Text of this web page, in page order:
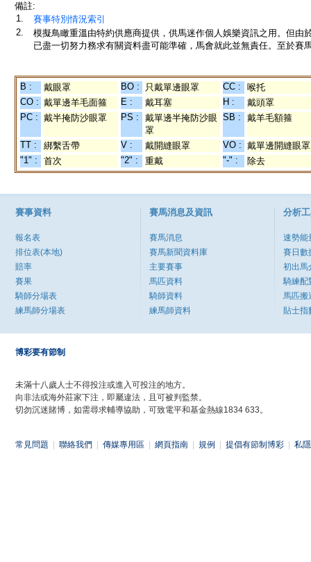
備註:
1.
賽事特別情況索引
2.
模擬鳥瞰重溫由特約供應商提供，供馬迷作個人娛樂資訊之用。但
已盡一切努力務求有關資料盡可能準確，馬會就此並無責任。至於賽
B : 戴眼罩 BO : 只戴單邊眼罩 CC :
喉托
CO : 戴單邊羊毛面箍 E : 戴耳塞 H :
戴頭罩
PC : 戴半掩防沙眼罩 PS :
戴單邊半掩防沙眼
罩
SB : 戴羊毛額箍
TT : 綁繫舌帶 V : 戴開縫眼罩 VO : 戴單邊開縫眼罩
"1" :
首次 "2" : 重戴 "-" : 除去
賽事資料
報名表
排位表(本地)
賠率
賽果
騎師分場表
練馬師分場表
賽馬消息及資訊
賽馬消息
賽馬新聞資料庫
主要賽事
馬匹資料
騎師資料
練馬師資料
分析
速勢能
賽日數
初出馬
騎練配
馬匹搬
貼士指
博彩要有節制
未滿十八歲人士不得投注或進入可投注的地方。
向非法或海外莊家下注，即屬違法，且可被判監禁。
切勿沉迷賭博，如需尋求輔導協助，可致電平和基金熱線1834 633。
常見問題 聯絡我們 傳媒專用區 網頁指南 規例 提倡有節制博彩 私